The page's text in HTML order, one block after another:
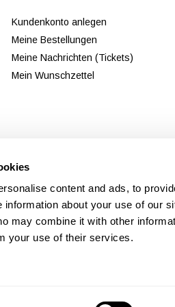
content and ads, to
information about your use of our
may combine it with other
your use of their services.
Kundenkonto anlegen
Meine Bestellungen
Meine Nachrichten (Tickets)
Mein Wunschzettel